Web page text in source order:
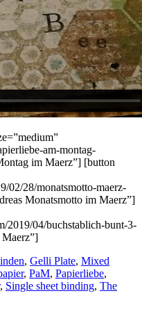
am-montag-
im Maerz”] [button
02/28/monatsmotto-maerz-
Monatsmotto im Maerz”]
2019/04/buchstablich-bunt-3-
, Gelli Plate, Mixed
, PaM, Papierliebe,
, Single sheet binding, The